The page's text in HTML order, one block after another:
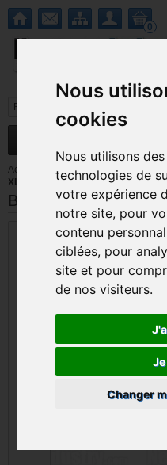
Nous
cookies
Nous utilisons
technologies de
votre expérience
notre site, pour
contenu
ciblées, pour
site et pour
de nos visiteurs.
Changer
0
Accueil Nintendo 3DS / 3DS XL
XL
Bloque Lock charnière 3DS XL
Bloque Lock